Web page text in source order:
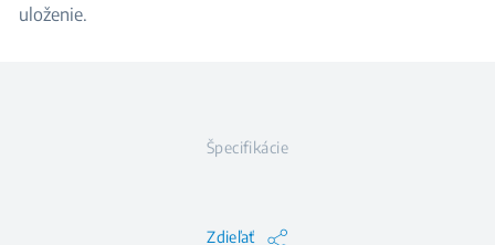
uloženie.
Špecifikácie
Zdieľať